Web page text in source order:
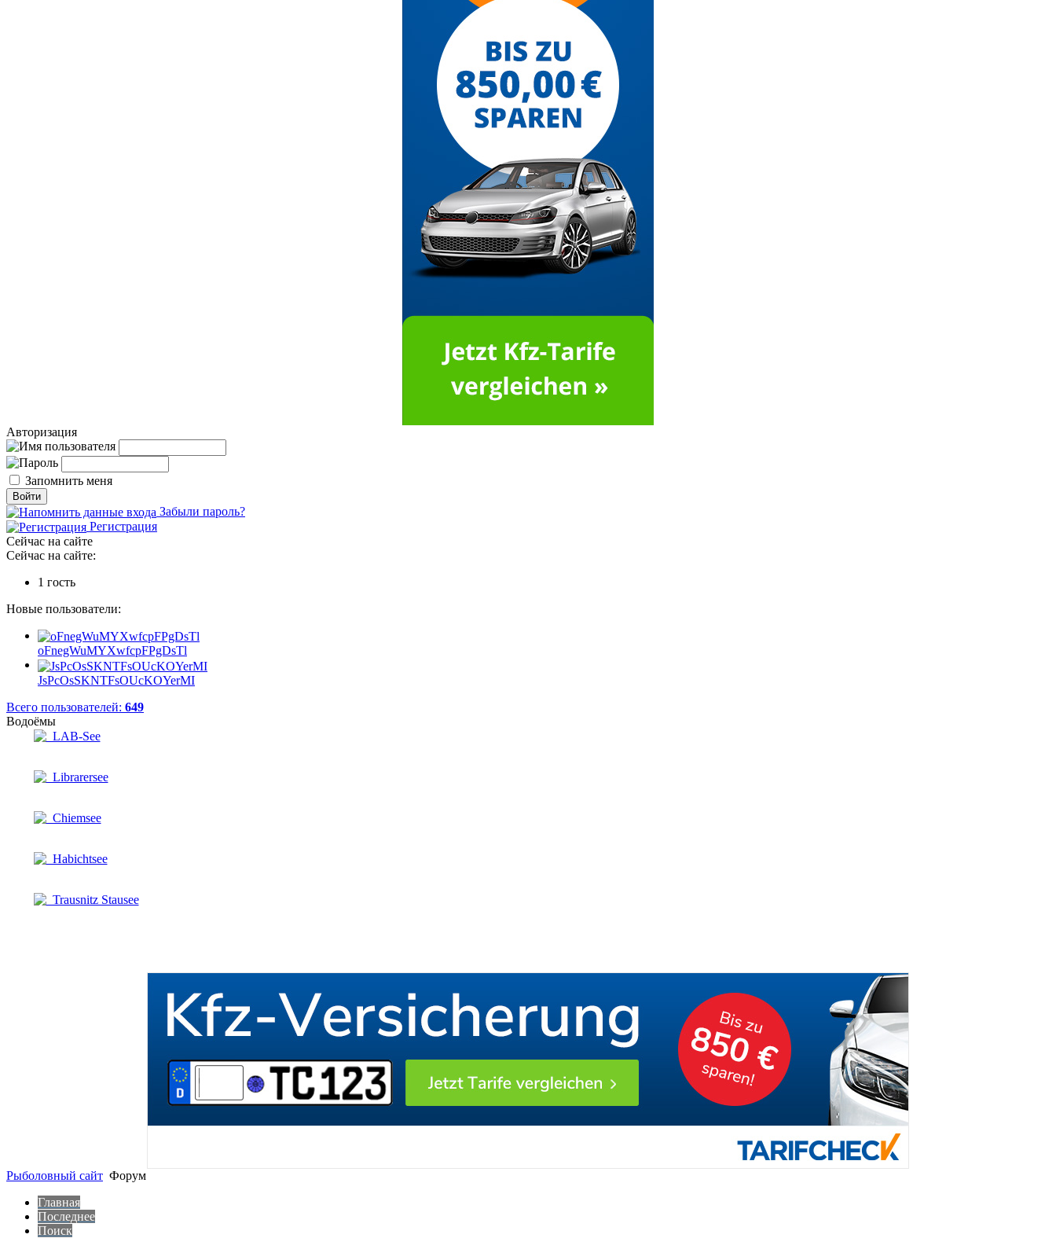
Авторизация
Запомнить меня
Забыли пароль?
Регистрация
Сейчас на сайте
Сейчас на сайте:
1 гость
Новые пользователи:
oFnegWuMYXwfcpFPgDsTl
JsPcOsSKNTFsOUcKOYerMI
Всего пользователей: 649
Водоёмы
LAB-See
Librarersee
Chiemsee
Habichtsee
Trausnitz Stausee
Рыболовный сайт Форум
Главная
Последнее
Поиск